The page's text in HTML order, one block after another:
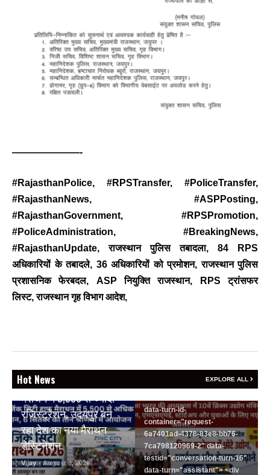
———————-
#RajasthanPolice, #RPSTransfer, #PoliceTransfer,
#RajasthanNews, #ASPPosting,
#RajasthanGovernment, #RPSPromotion,
#PoliceAdministration, #BreakingNews,
#RajasthanUpdate, राजस्थान पुलिस तबादला, 84 RPS
अधिकारियों के तबादले, 36 अधिकारियों को प्रमोशन, राजस्थान पुलिस
प्रशासनिक फेरबदल, ASP नियुक्ति राजस्थान, RPS ट्रांसफर
लिस्ट, राजस्थान गृह विभाग आदेश,
Hot News EXPLORE ALL
वेदांता जिंक सिटी हाफ
मैराथन में 5,500 से ज्यादा
रजिस्ट्रेशन, उदयपुर बन
रहा देश का नया मैराथन
डेस्टिनेशन
Vijay - August 8, 2026
जयपुर से दुनिया को भारत
का संदेश: ब्रिक्स सम्मेलन में
छोटे उद्योगों, स्टार्टअप और
रोजगार बढ़ाने पर सहमति
Vijay - August 6, 2026
<section class="text-token-
data-turn-id-
container="request-
6a7401ad-4378-83e8-bb76-
7ca798120969-2" data-
testid="conversation-turn-16"
data-turn="assistant"> <div